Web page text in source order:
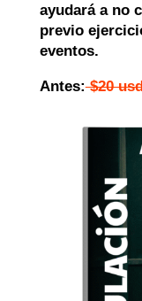
ayudará a no
previo
eventos.
Antes:$20